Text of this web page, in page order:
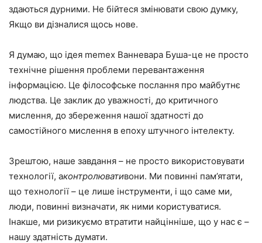
здаються дурними. Не бійтеся змінювати свою думку,
Якщо ви дізналися щось нове.
Я думаю, що ідея memex Ванневара Буша-це не просто
технічне рішення проблеми перевантаження
інформацією. Це філософське послання про майбутнє
людства. Це заклик до уважності, до критичного
мислення, до збереження нашої здатності до
самостійного мислення в епоху штучного інтелекту.
Зрештою, наше завдання – не просто використовувати
технології, аконтролювативони. Ми повинні пам’ятати,
що технології – це лише інструменти, і що саме ми,
люди, повинні визначати, як ними користуватися.
Інакше, ми ризикуємо втратити найцінніше, що у нас є –
нашу здатність думати.